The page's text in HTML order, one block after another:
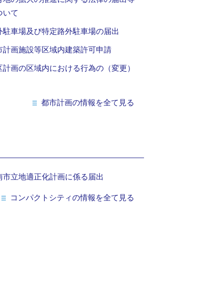
いて
駐車場及び特定路外駐車場の届出
計画施設等区域内建築許可申請
計画の区域内における行為の（変更）
都市計画の情報を全て見る
市立地適正化計画に係る届出
コンパクトシティの情報を全て見る